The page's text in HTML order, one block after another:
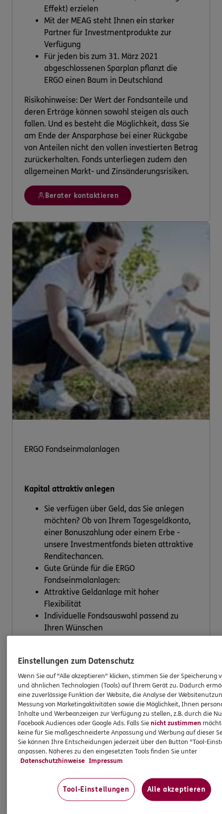
Effekt) erzielen
Mit der MEAG steht Ihnen ein starker
Partner für Investmentprodukte zur
Verfügung
Für jeden bis zum 31. März 2021
abgeschlossenen Sparplan pflanzt die
ERGO einen Baum in Deutschland
Risikohinweise: Der Wert der Fondsanteile und
deren Erträge können sowohl steigen als auch
fallen. Und es besteht die Möglichkeit, dass Sie
am Ende der Ansparphase bei einer Rückgabe
von Anteilen nicht den vollen investierten Betrag
zurückerhalten. Fonds unterliegen zudem den
allgemeinen Markt- und Zinsänderungsrisiken.
Berater kontaktieren
ERGO Fondseinmalanlagen
Kapital attraktiv anlegen
Sie verfügen über Geld, das Sie anlegen
möchten? Ob von Ihrem Tagesgeldkonto,
einer Bonuszahlung oder einem Erbe -
unsere Investmentfonds bieten attraktive
Renditechancen.
Gute Gründe für die ERGO
Fondseinmalanlagen:
Attraktive Geldanlage mit hoher
Flexibilität
Individuelle Fondsauswahl passend zu
Ihren Wünschen
Partner für Investmentprodukte zur
Verfügung
Sichern Sie sich jetzt einen 100€Amazon-
Gutschein* bei Abschluss
Risikohinweise: Der Wert der Fondsanteile
und deren Erträge können sowohl steigen
als auch fallen. Und es besteht die
Möglichkeit, dass Sie am Ende der
Ansparphase bei einer Rückgabe von
Betrag zurückerhalten. Fonds unterliegen
zudem den allgemeinen Markt- und
Einstellungen zum Datenschutz
Wenn Sie auf "Alle akzeptieren" klicken, stimmen Sie der Speicherung
und ähnlichen Technologien (Tools) auf Ihrem Gerät zu. Dadurch
eine zuverlässige Funktion der Website, die Analyse der
Messung von Marketingaktivitäten sowie die Möglichkeit, Ihnen
Inhalte und Werbeanzeigen zur Verfügung zu stellen, z.B. durch die
Facebook Audiences oder Google Ads. Falls Sienicht zustimmen
keine für Sie maßgeschneiderte Anpassung und Werbung auf dieser
Sie können Ihre Entscheidungen jederzeit über den Button "Tool-
anpassen. Näheres zu den eingesetzten Tools finden Sie unter
Datenschutzhinweise Impressum
Tool-Einstellungen Alle akzeptieren